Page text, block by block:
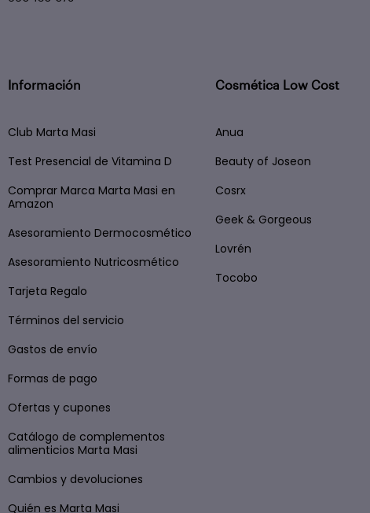
Información
Club Marta Masi
Test Presencial de Vitamina D
Comprar Marca Marta Masi en
Amazon
Asesoramiento Dermocosmético
Asesoramiento Nutricosmético
Tarjeta Regalo
Términos del servicio
Gastos de envío
Formas de pago
Ofertas y cupones
Catálogo de complementos
alimenticios Marta Masi
Cambios y devoluciones
Quién es Marta Masi
Cosmética Low Cost
Anua
Beauty of Joseon
Cosrx
Geek & Gorgeous
Lovrén
Tocobo